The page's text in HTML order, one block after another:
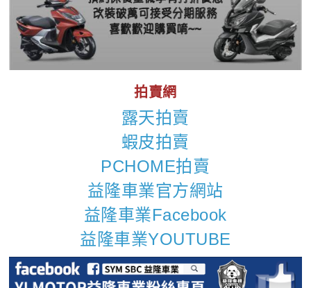
拍賣網
露天拍賣
蝦皮拍賣
PCHOME拍賣
益隆車業官方網站
益隆車業Facebook
益隆車業YOUTUBE